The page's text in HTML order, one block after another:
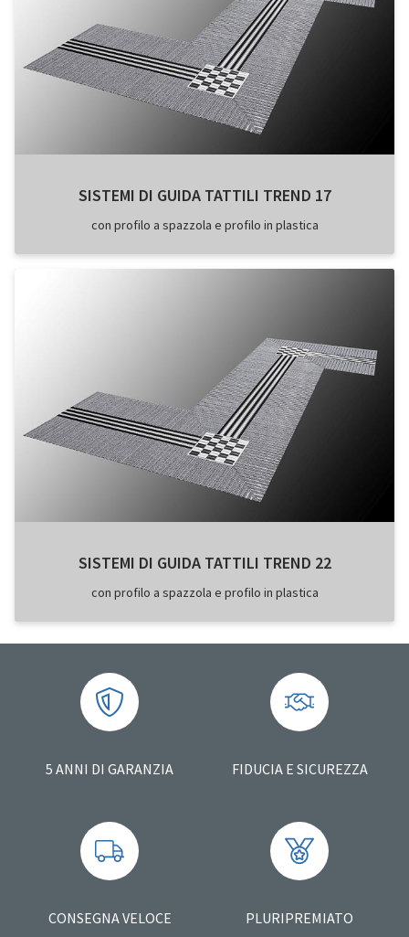
SISTEMI DI GUIDA TATTILI TREND 17
con profilo a spazzola e profilo in plastica
SISTEMI DI GUIDA TATTILI TREND 22
con profilo a spazzola e profilo in plastica
5 ANNI DI GARANZIA FIDUCIA E SICUREZZA
CONSEGNA VELOCE PLURIPREMIATO